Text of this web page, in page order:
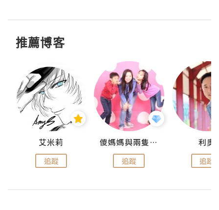
推薦博客
艾米莉
追蹤
儍媽媽與兩隻小魔怪之家
追蹤
利奧
追蹤